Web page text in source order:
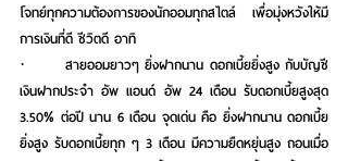
โจทย์ทุกความต้องการของนักออมทุกสไตล์ เพื่อมุ่งหวังให้มี
การเงินที่ดี ชีวิตดี อาทิ
· สายออมยาวๆ ยิ่งฝากนาน ดอกเบี้ยยิ่งสูง กับบัญชี
เงินฝากประจำ อัพ แอนด์ อัพ 24 เดือน รับดอกเบี้ยสูงสุด
3.50% ต่อปี นาน 6 เดือน จุดเด่น คือ ยิ่งฝากนาน ดอกเบี้ย
ยิ่งสูง รับดอกเบี้ยทุก ๆ 3 เดือน มีความยืดหยุ่นสูง ถอนเมื่อ